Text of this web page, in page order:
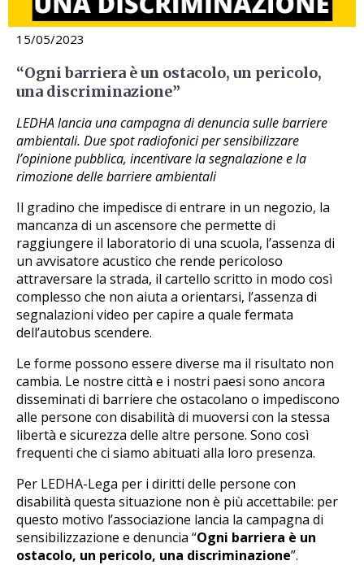
15/05/2023
“Ogni barriera è un ostacolo, un pericolo,
una discriminazione”
LEDHA lancia una campagna di denuncia sulle barriere
ambientali. Due spot radiofonici per sensibilizzare
l’opinione pubblica, incentivare la segnalazione e la
rimozione delle barriere ambientali
Il gradino che impedisce di entrare in un negozio, la
mancanza di un ascensore che permette di
raggiungere il laboratorio di una scuola, l’assenza di
un avvisatore acustico che rende pericoloso
attraversare la strada, il cartello scritto in modo così
complesso che non aiuta a orientarsi, l’assenza di
segnalazioni video per capire a quale fermata
dell’autobus scendere.
Le forme possono essere diverse ma il risultato non
cambia. Le nostre città e i nostri paesi sono ancora
disseminati di barriere che ostacolano o impediscono
alle persone con disabilità di muoversi con la stessa
libertà e sicurezza delle altre persone. Sono così
frequenti che ci siamo abituati alla loro presenza.
Per LEDHA-Lega per i diritti delle persone con
disabilità questa situazione non è più accettabile: per
questo motivo l’associazione lancia la campagna di
sensibilizzazione e denuncia “Ogni barriera è un
ostacolo, un pericolo, una discriminazione”.